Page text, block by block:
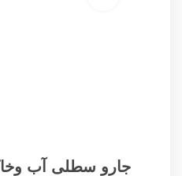
جارو سطلی آب